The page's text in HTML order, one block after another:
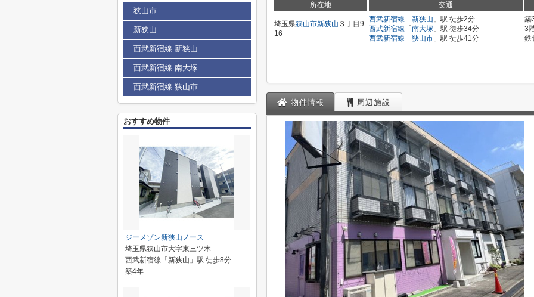
所在地 交通
埼玉県狭山市新狭山 ３丁目9-
16
西武新宿線 「 新狭山 」駅 徒歩2分
西武新宿線 「 南大塚 」駅 徒歩34分
西武新宿線 「 狭山市 」駅 徒歩41分
築
3
鉄
物件情報 周辺施設
狭山市
新狭山
西武新宿線 新狭山
西武新宿線 南大塚
西武新宿線 狭山市
おすすめ物件
ジーメゾン新狭山ノース
埼玉県狭山市大字東三ツ木
西武新宿線「新狭山」駅 徒歩8分
築4年